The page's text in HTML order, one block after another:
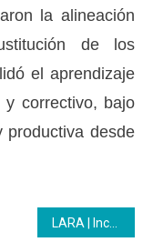
la alineación
de los
el aprendizaje
y correctivo, bajo
productiva desde
LARA | Inces y ministerios supervisan formación de 50 jóvenes